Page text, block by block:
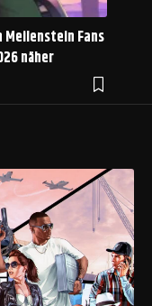
Meilenstein Fans
näher